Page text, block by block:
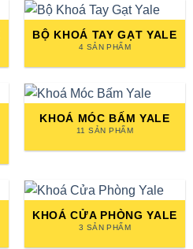
BỘ KHOÁ TAY GẠT YALE
4 SẢN PHẨM
KHOÁ MÓC BẤM YALE
11 SẢN PHẨM
KHOÁ CỬA PHÒNG YALE
3 SẢN PHẨM